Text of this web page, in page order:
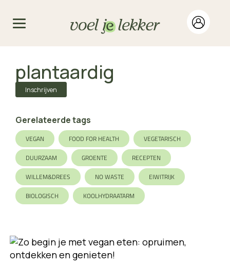
plantaardig
Inschrijven
Gerelateerde tags
VEGAN FOOD FOR HEALTH
VEGETARISCH
DUURZAAM
GROENTE
RECEPTEN
WILLEM&DREES
NO WASTE
EIWITRIJK
BIOLOGISCH
KOOLHYDRAATARM